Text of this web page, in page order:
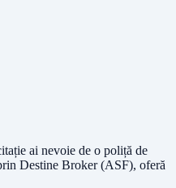
ai nevoie de o poliță de
Destine Broker (ASF), oferă